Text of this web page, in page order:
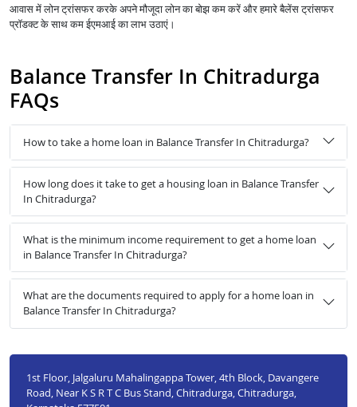
आवास मेंलोनट्रांसफर करके अपने मौजूदा लोन का बोझ कम करें और हमारे बैलेंस ट्रांसफर
प्रॉडक्ट के साथ कम ईएमआई का लाभ उठाएं।
Balance Transfer In Chitradurga
FAQs
How to take a home loan in Balance Transfer In Chitradurga?
How long does it take to get a housing loan in Balance Transfer
In Chitradurga?
What is the minimum income requirement to get a home loan
in Balance Transfer In Chitradurga?
What are the documents required to apply for a home loan in
Balance Transfer In Chitradurga?
1st Floor, Jalgaluru Mahalingappa Tower, 4th Block, Davangere
Road, Near K S R T C Bus Stand, Chitradurga, Chitradurga,